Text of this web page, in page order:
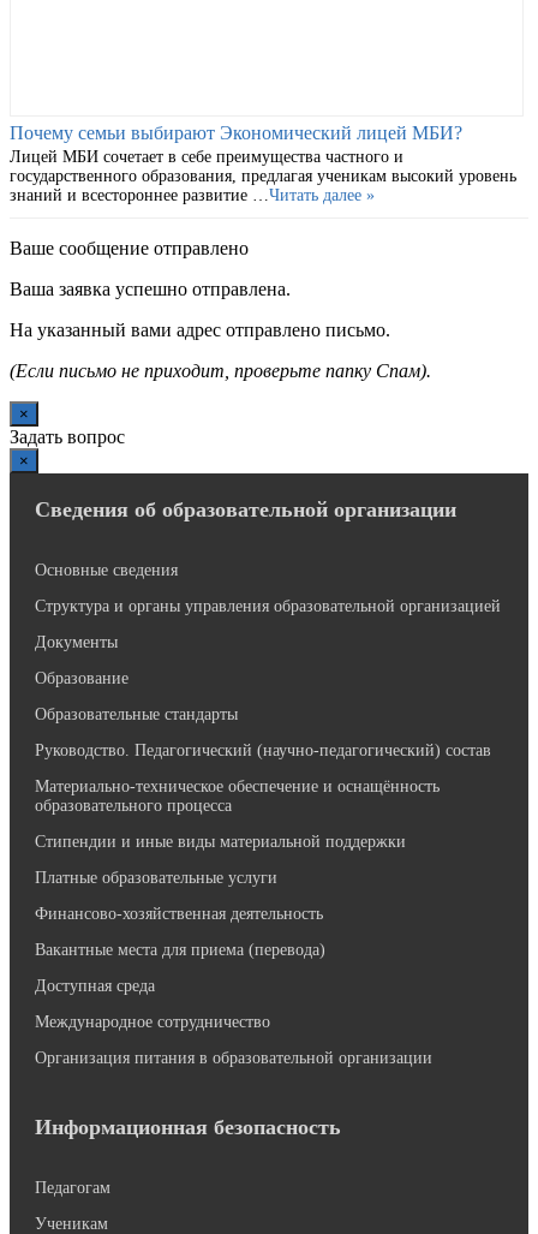
Почему семьи выбирают Экономический лицей МБИ?
Лицей МБИ сочетает в себе преимущества частного и
государственного образования, предлагая ученикам высокий уровень
знаний и всестороннее развитие … Читать далее »
Ваше сообщение отправлено
Ваша заявка успешно отправлена.
На указанный вами адрес отправлено письмо.
(Если письмо не приходит, проверьте папку Спам).
×
Задать вопрос
×
Сведения об образовательной организации
Основные сведения
Структура и органы управления образовательной организацией
Документы
Образование
Образовательные стандарты
Руководство. Педагогический (научно-педагогический) состав
Материально-техническое обеспечение и оснащённость
образовательного процесса
Стипендии и иные виды материальной поддержки
Платные образовательные услуги
Финансово-хозяйственная деятельность
Вакантные места для приема (перевода)
Доступная среда
Международное сотрудничество
Организация питания в образовательной организации
Информационная безопасность
Педагогам
Ученикам